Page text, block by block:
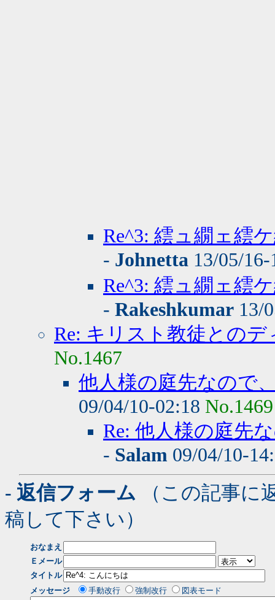
Re^3: 繧ュ繝ェ
- Johnetta 13/05/
Re^3: 繧ュ繝ェ
- Rakeshkumar 13/
Re: キリスト教徒とのデ
No.1467
他人様の庭先なので
09/04/10-02:18 No.1469
Re: 他人様の庭先
- Salam 09/04/10-
- 返信フォーム （この記事に
稿して下さい）
おなまえ
Ｅメール
タイトル
メッセージ
手動改行 強制改行 図表モード